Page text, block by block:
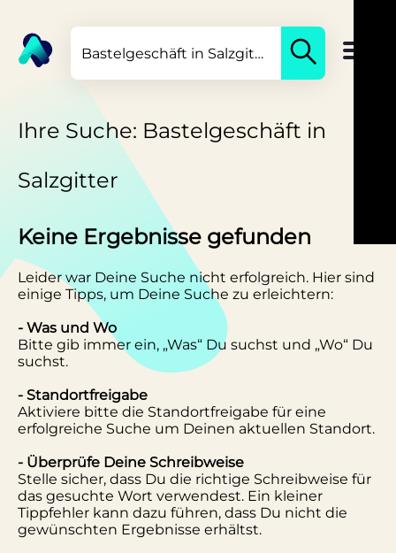
Ihre Suche: Bastelgeschäft in
Salzgitter
Keine Ergebnisse gefunden
Leider war Deine Suche nicht erfolgreich. Hier sind
einige Tipps, um Deine Suche zu erleichtern:
- Was und Wo
Bitte gib immer ein, „Was“ Du suchst und „Wo“ Du
suchst.
- Standortfreigabe
Aktiviere bitte die Standortfreigabe für eine
erfolgreiche Suche um Deinen aktuellen Standort.
- Überprüfe Deine Schreibweise
Stelle sicher, dass Du die richtige Schreibweise für
das gesuchte Wort verwendest. Ein kleiner
Tippfehler kann dazu führen, dass Du nicht die
gewünschten Ergebnisse erhältst.